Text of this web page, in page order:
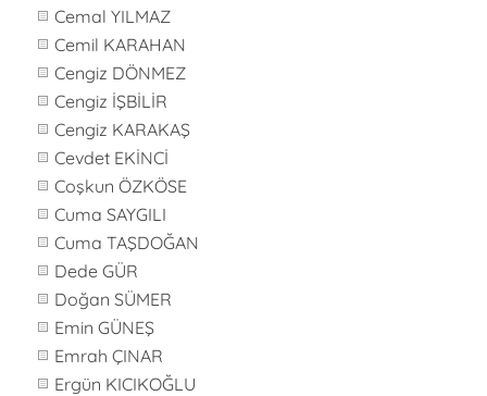
Cemal YILMAZ
Cemil KARAHAN
Cengiz DÖNMEZ
Cengiz İŞBİLİR
Cengiz KARAKAŞ
Cevdet EKİNCİ
Coşkun ÖZKÖSE
Cuma SAYGILI
Cuma TAŞDOĞAN
Dede GÜR
Doğan SÜMER
Emin GÜNEŞ
Emrah ÇINAR
Ergün KICIKOĞLU